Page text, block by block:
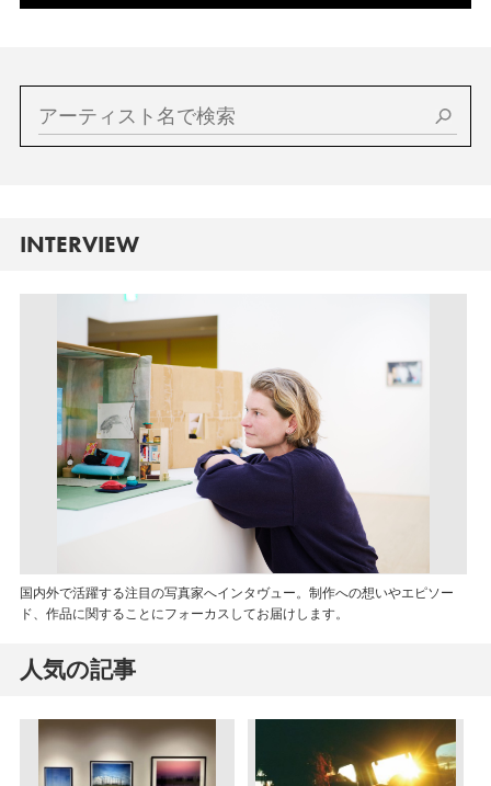
INTERVIEW
国内外で活躍する注目の写真家へインタヴュー。制作への想いやエピソー
ド、作品に関することにフォーカスしてお届けします。
人気の記事